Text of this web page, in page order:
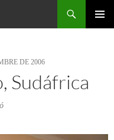
DE 2006
Sudáfrica